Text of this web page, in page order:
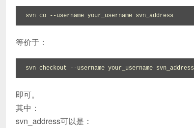
svn co --username your_username svn_address
等价于：
svn checkout --username your_username svn_address
即可。
其中：
svn_address可以是：